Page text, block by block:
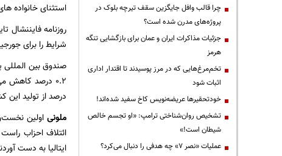
استثنای خانواده های دارای فرزند، افراد ۶۰
روزنامه فایننشال
شرایط را برای
صندوق بین المللی
درصد از تولید این
ملونیاولین
ائتلاف احزاب
ایتالیا به دست
چرا قالب وافل جایگزین سقف تیرچه بلوک در
پروژه‌های مدرن شده است؟
جزئیات مذاکرات ایران و عمان برای بازگشایی تنگه
هرمز
تخم‌مرغ‌هایی که در مرز پوسیدند تا اقتدار اداری
اثبات شود
خودتحقیرها عریضه‌نویس کاخ سفید شده‌اند!
تشخیص روان‌شناختی ترامپ: «او تجسم خالص
شیطان است!»
عملیات «نصر ۷» چه هدفی را دنبال می‌کرد؟